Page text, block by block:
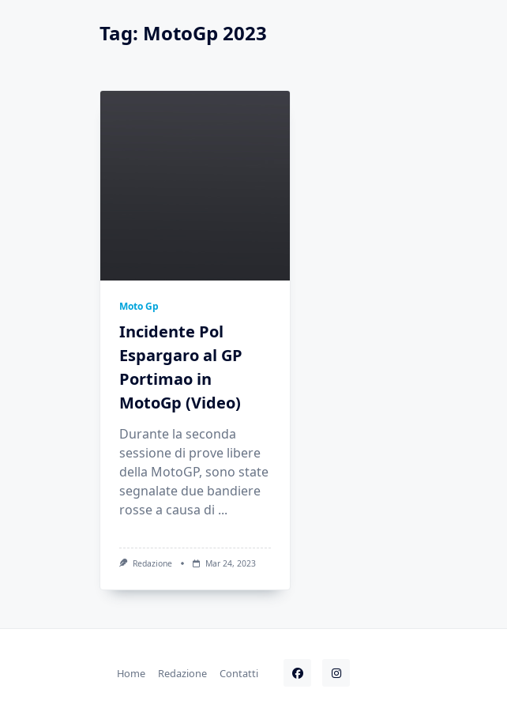
Tag: MotoGp 2023
Moto Gp
Incidente Pol
Espargaro al GP
Portimao in
MotoGp (Video)
Durante la seconda
sessione di prove libere
della MotoGP, sono state
segnalate due bandiere
rosse a causa di ...
Redazione Mar 24, 2023
Home Redazione Contatti